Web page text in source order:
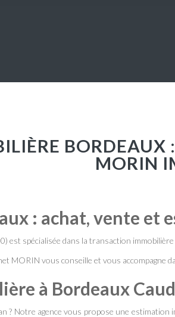
MORIN
: achat, vente et
est spécialisée dans la transaction
MORIN vous conseille et vous accompagne
à Bordeaux
? Notre agence vous propose une